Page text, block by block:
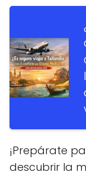
¡Prepárate
descubrir la